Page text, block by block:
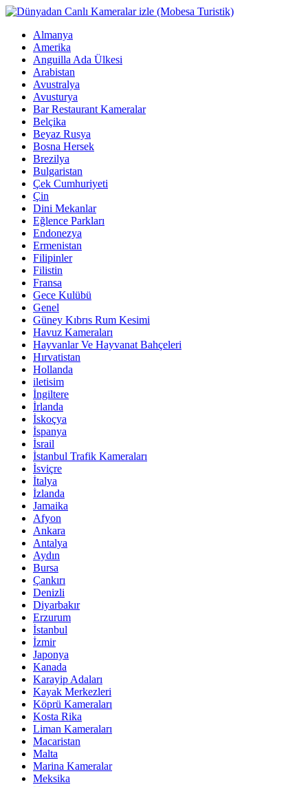
Almanya
Amerika
Anguilla Ada Ülkesi
Arabistan
Avustralya
Avusturya
Bar Restaurant Kameralar
Belçika
Beyaz Rusya
Bosna Hersek
Brezilya
Bulgaristan
Çek Cumhuriyeti
Çin
Dini Mekanlar
Eğlence Parkları
Endonezya
Ermenistan
Filipinler
Filistin
Fransa
Gece Kulübü
Genel
Güney Kıbrıs Rum Kesimi
Havuz Kameraları
Hayvanlar Ve Hayvanat Bahçeleri
Hırvatistan
Hollanda
iletisim
İngiltere
İrlanda
İskoçya
İspanya
İsrail
İstanbul Trafik Kameraları
İsviçre
İtalya
İzlanda
Jamaika
Afyon
Ankara
Antalya
Aydın
Bursa
Çankırı
Denizli
Diyarbakır
Erzurum
İstanbul
İzmir
Japonya
Kanada
Karayip Adaları
Kayak Merkezleri
Köprü Kameraları
Kosta Rika
Liman Kameraları
Macaristan
Malta
Marina Kameralar
Meksika